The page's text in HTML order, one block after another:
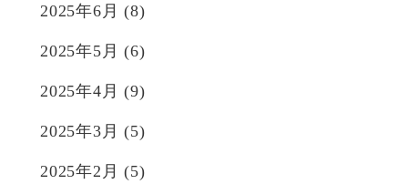
2025年6月 (8)
2025年5月 (6)
2025年4月 (9)
2025年3月 (5)
2025年2月 (5)